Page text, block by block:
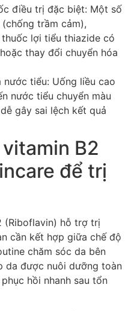
điều trị đặc biệt: Một số
trầm cảm),
lợi tiểu thiazide có
thay đổi chuyển hóa
tiểu: Uống liều cao
nước tiểu chuyển màu
gây sai lệch kết quả
B2
để trị
(Riboflavin) hỗ trợ trị
cần kết hợp giữa chế độ
chăm sóc da bên
da được nuôi dưỡng toàn
hồi nhanh sau tổn